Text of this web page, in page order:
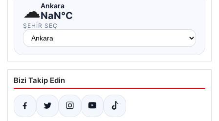
☁Ankara
NaN°C
ŞEHIR SEÇ
Bizi Takip Edin